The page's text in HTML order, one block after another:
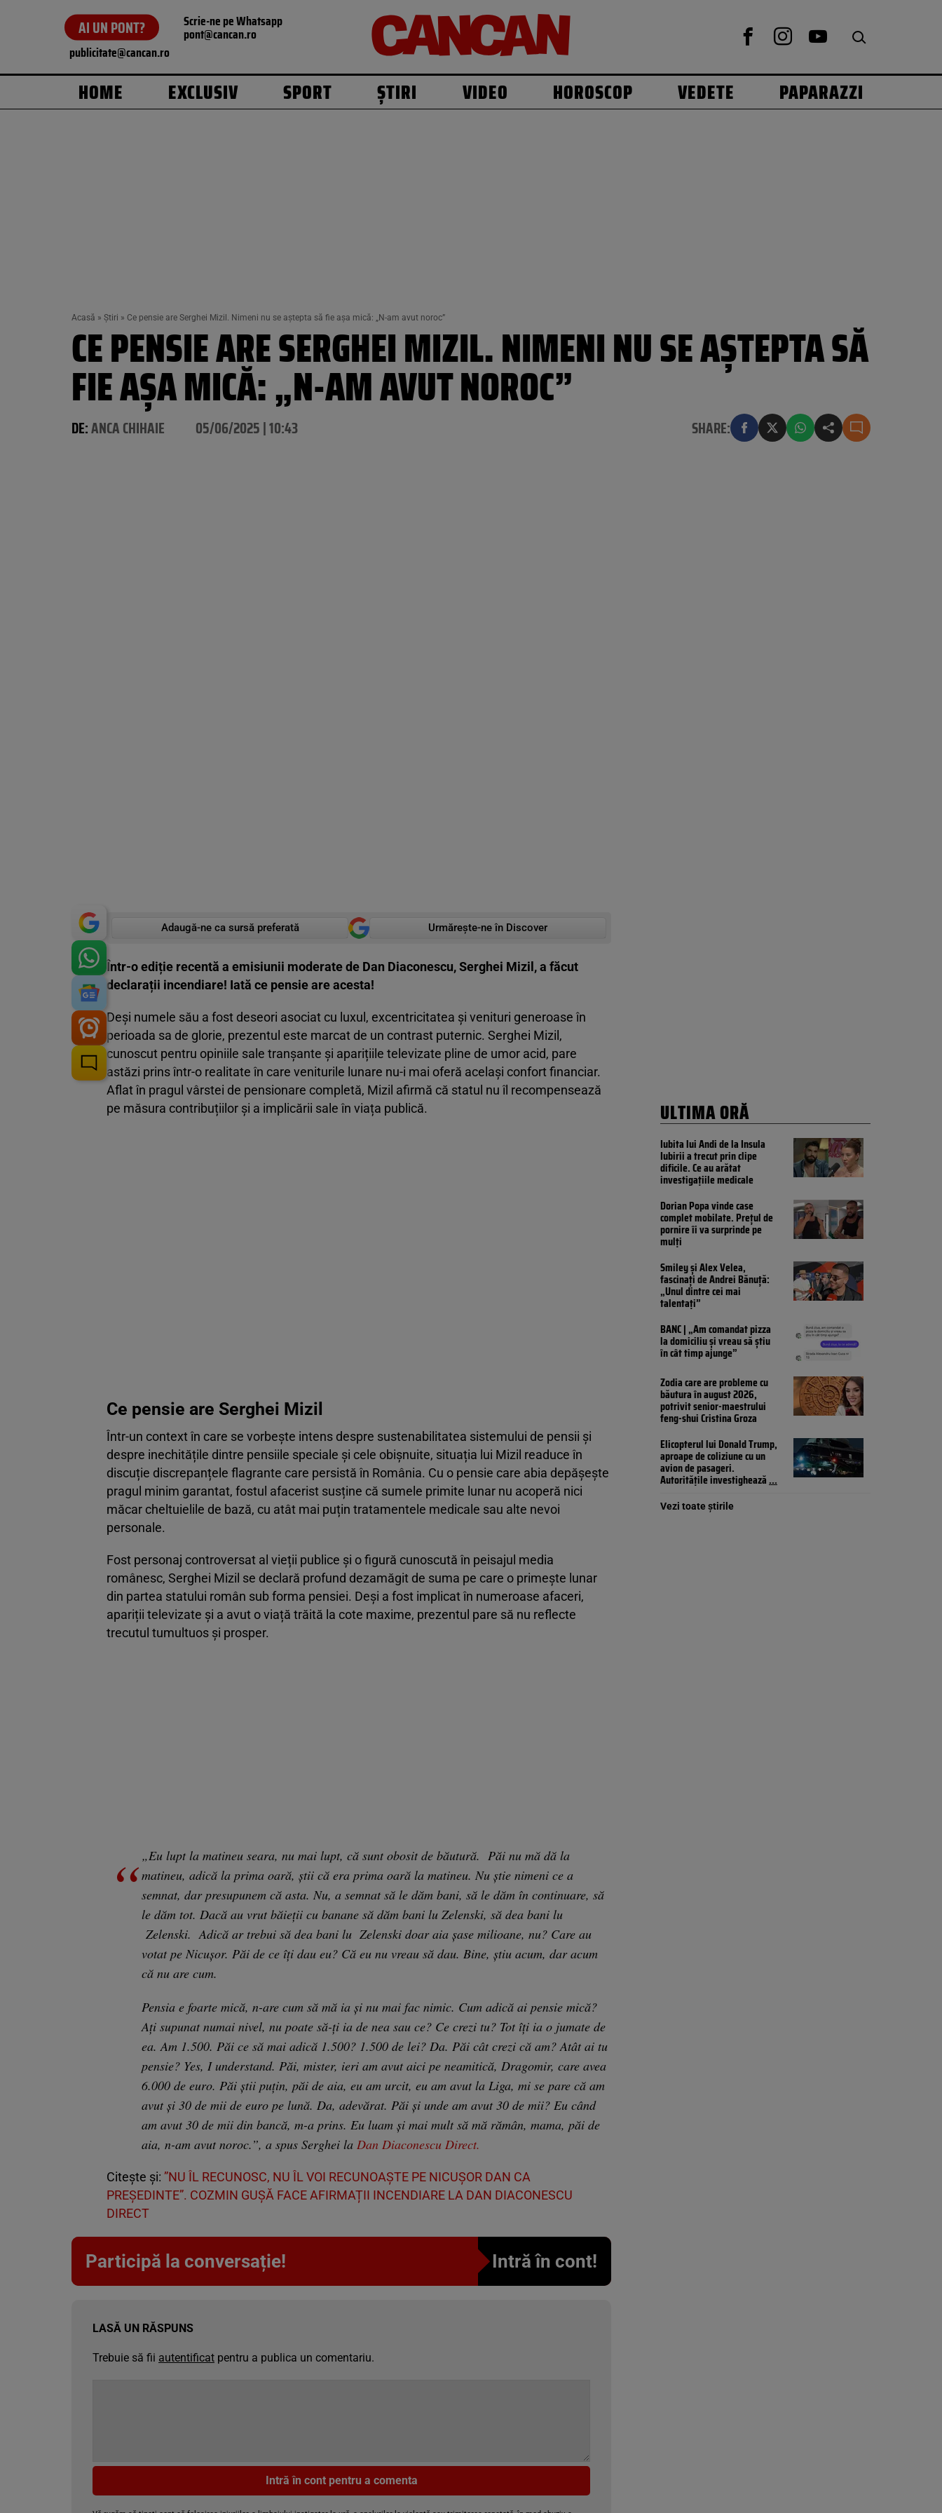
AI UN PONT? Scrie-ne pe Whatsapp
pont@cancan.ro
publicitate@cancan.ro
HOME EXCLUSIV SPORT ȘTIRI VIDEO HOROSCOP VEDETE PAPARAZZI
Acasă » Știri » Ce pensie are Serghei Mizil. Nimeni nu se aștepta să fie așa mică: „N-am avut noroc”
CE PENSIE ARE SERGHEI MIZIL. NIMENI NU SE AȘTEPTA SĂ
FIE AȘA MICĂ: „N-AM AVUT NOROC”
DE:ANCA CHIHAIE 05/06/2025 | 10:43 SHARE:
Adaugă-ne ca sursă preferată Urmărește-ne în Discover
Într-o ediție recentă a emisiunii moderate de Dan Diaconescu, Serghei Mizil, a făcut
declarații incendiare! Iată ce pensie are acesta!
Deși numele său a fost deseori asociat cu luxul, excentricitatea și venituri generoase în
perioada sa de glorie, prezentul este marcat de un contrast puternic. Serghei Mizil,
cunoscut pentru opiniile sale tranșante și aparițiile televizate pline de umor acid, pare
astăzi prins într-o realitate în care veniturile lunare nu-i mai oferă același confort financiar.
Aflat în pragul vârstei de pensionare completă, Mizil afirmă că statul nu îl recompensează
pe măsura contribuțiilor și a implicării sale în viața publică.
Ce pensie are Serghei Mizil
Într-un context în care se vorbește intens despre sustenabilitatea sistemului de pensii și
despre inechitățile dintre pensiile speciale și cele obișnuite, situația lui Mizil readuce în
discuție discrepanțele flagrante care persistă în România. Cu o pensie care abia depășește
pragul minim garantat, fostul afacerist susține că sumele primite lunar nu acoperă nici
măcar cheltuielile de bază, cu atât mai puțin tratamentele medicale sau alte nevoi
personale.
Fost personaj controversat al vieții publice și o figură cunoscută în peisajul media
românesc, Serghei Mizil se declară profund dezamăgit de suma pe care o primește lunar
din partea statului român sub forma pensiei. Deși a fost implicat în numeroase afaceri,
apariții televizate și a avut o viață trăită la cote maxime, prezentul pare să nu reflecte
trecutul tumultuos și prosper.
„Eu lupt la matineu seara, nu mai lupt, că sunt obosit de băutură. Păi nu mă dă la
matineu, adică la prima oară, știi că era prima oară la matineu. Nu știe nimeni ce a
semnat, dar presupunem că asta. Nu, a semnat să le dăm bani, să le dăm în continuare, să
le dăm tot. Dacă au vrut băieții cu banane să dăm bani lu Zelenski, să dea bani lu
Zelenski. Adică ar trebui să dea bani lu Zelenski doar aia șase milioane, nu? Care au
votat pe Nicușor. Păi de ce îți dau eu? Că eu nu vreau să dau. Bine, știu acum, dar acum
că nu are cum.
Pensia e foarte mică, n-are cum să mă ia și nu mai fac nimic. Cum adică ai pensie mică?
Ați supunat numai nivel, nu poate să-ți ia de nea sau ce? Ce crezi tu? Tot îți ia o jumate de
ea. Am 1.500. Păi ce să mai adică 1.500? 1.500 de lei? Da. Păi cât crezi că am? Atât ai tu
pensie? Yes, I understand. Păi, mister, ieri am avut aici pe neamitică, Dragomir, care avea
6.000 de euro. Păi știi puțin, păi de aia, eu am urcit, eu am avut la Liga, mi se pare că am
avut și 30 de mii de euro pe lună. Da, adevărat. Păi și unde am avut 30 de mii? Eu când
am avut 30 de mii din bancă, m-a prins. Eu luam și mai mult să mă rămân, mama, păi de
aia, n-am avut noroc.”, a spus Serghei la Dan Diaconescu Direct.
Citește și: ”NU ÎL RECUNOSC, NU ÎL VOI RECUNOAȘTE PE NICUȘOR DAN CA
PREȘEDINTE”. COZMIN GUȘĂ FACE AFIRMAȚII INCENDIARE LA DAN DIACONESCU
DIRECT
Participă la conversație! Intră în cont!
LASĂ UN RĂSPUNS
Trebuie să fii autentificat pentru a publica un comentariu.
Intră în cont pentru a comenta
ULTIMA ORĂ
Iubita lui Andi de la Insula
Iubirii a trecut prin clipe
dificile. Ce au arătat
investigațiile medicale
Dorian Popa vinde case
complet mobilate. Prețul de
pornire îi va surprinde pe
mulți
Smiley și Alex Velea,
fascinați de Andrei Bănuță:
„Unul dintre cei mai
talentați”
BANC | „Am comandat pizza
la domiciliu și vreau să știu
în cât timp ajunge”
Zodia care are probleme cu
băutura în august 2026,
potrivit senior-maestrului
feng-shui Cristina Groza
Elicopterul lui Donald Trump,
aproape de coliziune cu un
avion de pasageri.
Autoritățile investighează...
Vezi toate știrile